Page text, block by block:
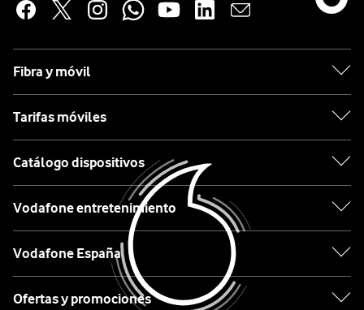
Samsung
Motorola
Etiqueta
último
en
tecnología
No,
de
dispositivo
en
nuestro
catálogo
debe
ir
asociada
la
Fibra y móvil
Tarifas móviles
Catálogo dispositivos
Vodafone entretenimiento
Vodafone España
Ofertas y promociones